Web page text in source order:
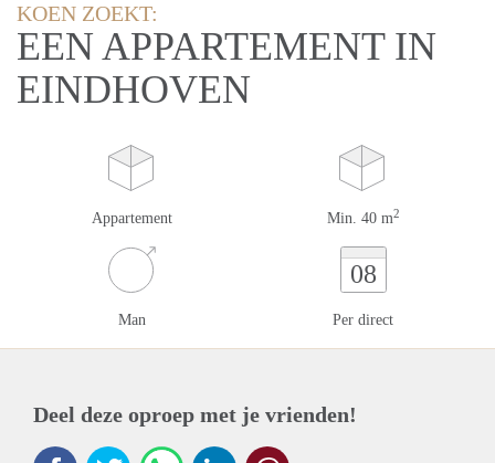
KOEN ZOEKT:
EEN APPARTEMENT IN
EINDHOVEN
Appartement Min. 40 m2
Man
08
Per direct
Deel deze oproep met je vrienden!